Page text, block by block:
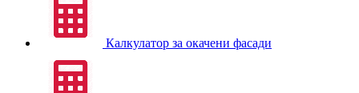
Калкулатор за окачени фасади